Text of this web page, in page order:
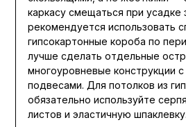
каркасу смещаться при усадке
рекомендуется использовать
гипсокартонные короба по
лучше сделать отдельные
многоуровневые конструкции
подвесами. Для потолков из
обязательно используйте
листов и эластичную шпаклевку.